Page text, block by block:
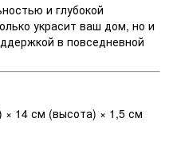
и глубокой
украсит ваш дом, но и
в повседневной
× 14 см (высота) × 1,5 см